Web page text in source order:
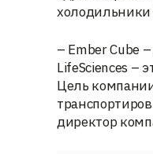
холодильники
– Ember Cube
LifeSciences –
Цель
директор